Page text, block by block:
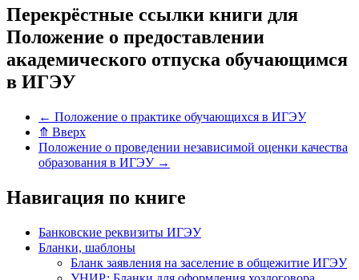
Перекрёстные ссылки книги для
Положение о предоставлении
академического отпуска обучающимся
в ИГЭУ
← Положение о практике обучающихся в ИГЭУ
⤊ Вверх
Положение о проведении независимой оценки качества
образования в ИГЭУ →
Навигация по книге
Банковские реквизиты ИГЭУ
Бланки, шаблоны
Бланк заявления на заселение в общежитие ИГЭУ